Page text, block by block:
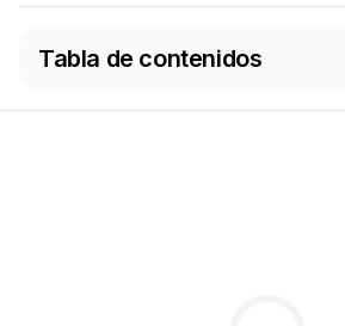
Tabla de contenidos